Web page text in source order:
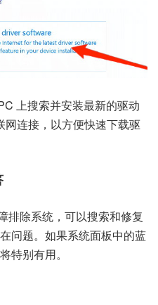
上搜索并安装最新的驱动
网连接，以方便快速下载驱
排除系统，可以搜索和修复
问题。如果系统面板中的蓝
特别有用。